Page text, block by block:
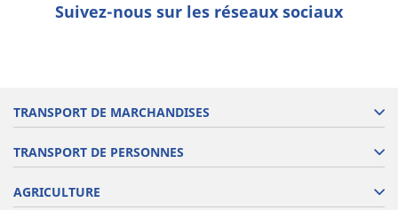
Suivez-nous sur les réseaux sociaux
TRANSPORT DE MARCHANDISES
TRANSPORT DE PERSONNES
AGRICULTURE